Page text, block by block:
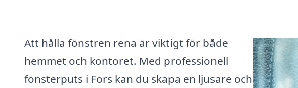
Att hålla fönstren rena är viktigt för både
hemmet och kontoret. Med professionell
fönsterputs i Fors kan du skapa en ljusare och